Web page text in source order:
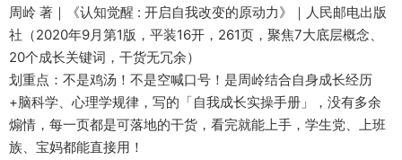
周岭 著｜《认知觉醒 : 开启自我改变的原动力》｜人民邮电出版
社（2020年9月第1版，平装16开，261页，聚焦7大底层概念、
20个成长关键词，干货无冗余）
划重点：不是鸡汤！不是空喊口号！是周岭结合自身成长经历
+脑科学、心理学规律，写的「自我成长实操手册」，没有多余
煽情，每一页都是可落地的干货，看完就能上手，学生党、上班
族、宝妈都能直接用！